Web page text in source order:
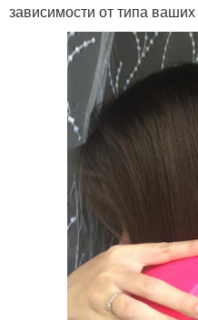
зависимости от типа